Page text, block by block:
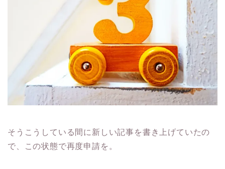
そうこうしている間に新しい記事を書き上げていたの
で、この状態で再度申請を。